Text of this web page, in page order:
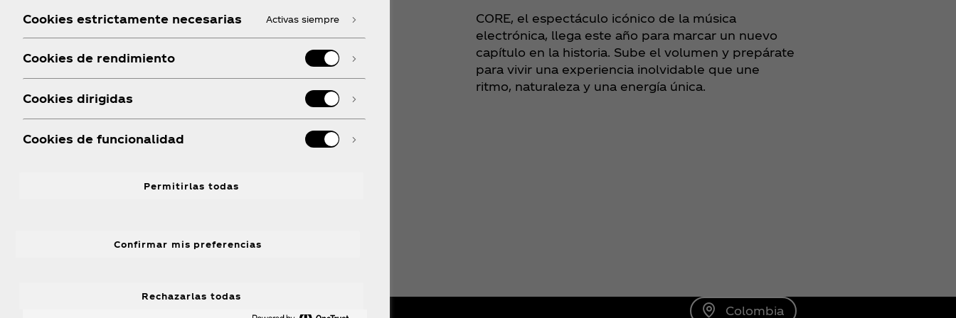
CORE, el espectáculo icónico de la música
electrónica, llega este año para marcar un nuevo
capítulo en la historia. Sube el volumen y prepárate
para vivir una experiencia inolvidable que une
ritmo, naturaleza y una energía única.
Colombia
Cookies estrictamente necesarias Activas siempre
Cookies de rendimiento
Cookies dirigidas
Cookies de funcionalidad
Permitirlas todas
Rechazarlas todas
Confirmar mis preferencias